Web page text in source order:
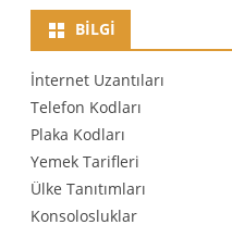
BILGI
İnternet Uzantıları
Telefon Kodları
Plaka Kodları
Yemek Tarifleri
Ülke Tanıtımları
Konsolosluklar